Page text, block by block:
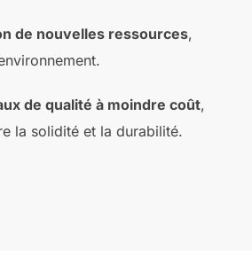
de nouvelles ressources,
de qualité à moindre coût,
la solidité et la durabilité.